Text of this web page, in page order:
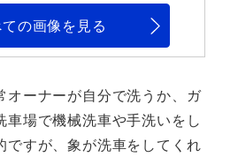
の画像を見る
オーナーが自分で洗うか、ガ
車場で機械洗車や手洗いをし
ですが、象が洗車をしてくれ